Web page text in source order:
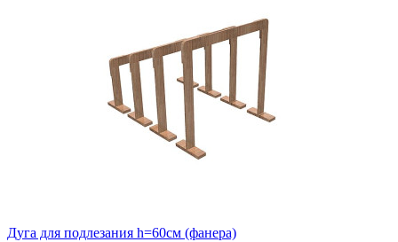
Дуга для подлезания h=60см (фанера)